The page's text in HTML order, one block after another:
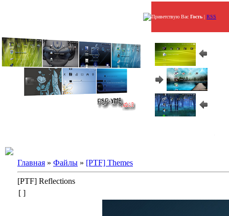
Приветствую Вас Гость | RSS
Главная » Файлы » [PTF] Themes
[PTF] Reflections
[ ]